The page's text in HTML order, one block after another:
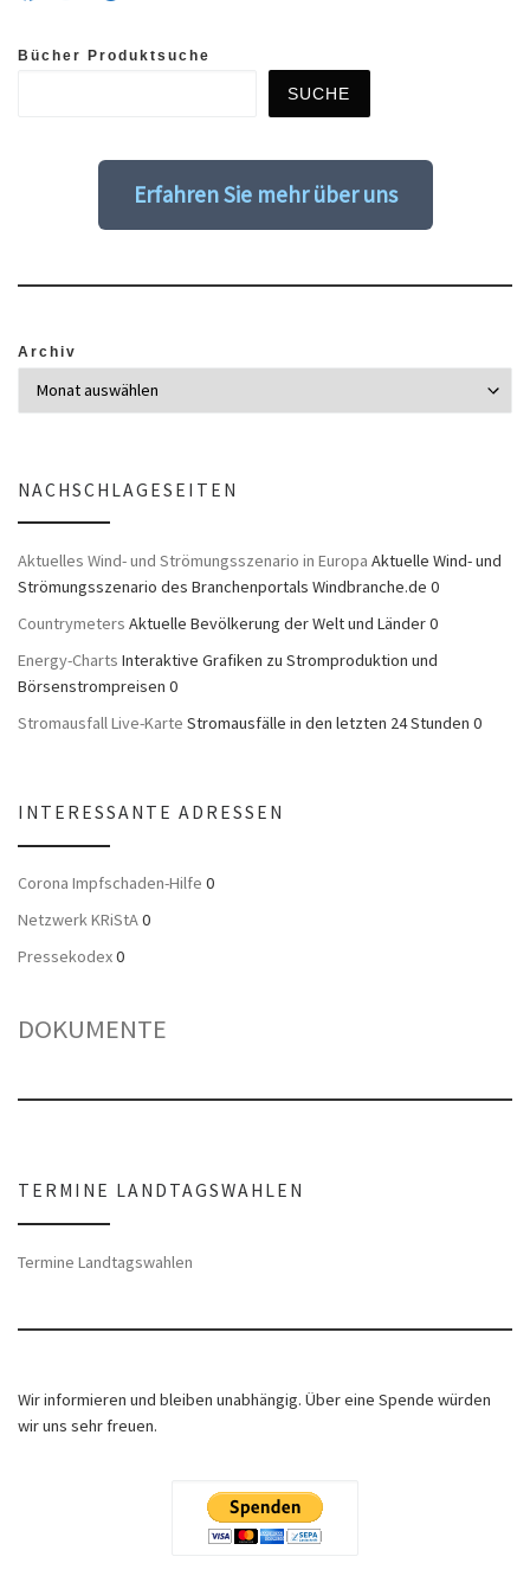
Bücher Produktsuche
SUCHE
Erfahren Sie mehr über uns
Archiv
NACHSCHLAGESEITEN
Aktuelles Wind- und Strömungsszenario in Europa Aktuelle Wind- und
Strömungsszenario des Branchenportals Windbranche.de 0
Countrymeters Aktuelle Bevölkerung der Welt und Länder 0
Energy-Charts Interaktive Grafiken zu Stromproduktion und
Börsenstrompreisen 0
Stromausfall Live-Karte Stromausfälle in den letzten 24 Stunden 0
INTERESSANTE ADRESSEN
Corona Impfschaden-Hilfe 0
Netzwerk KRiStA0
Pressekodex0
DOKUMENTE
TERMINE LANDTAGSWAHLEN
Termine Landtagswahlen
Wir informieren und bleiben unabhängig. Über eine Spende würden
wir uns sehr freuen.